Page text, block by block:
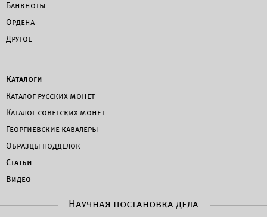
Банкноты
Ордена
Другое
Каталоги
Каталог русских монет
Каталог советских монет
Георгиевские кавалеры
Образцы подделок
Статьи
Видео
Научная постановка дела